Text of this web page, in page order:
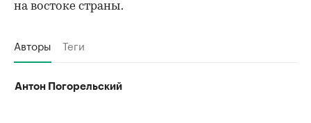
на востоке страны.
Авторы Теги
Антон Погорельский